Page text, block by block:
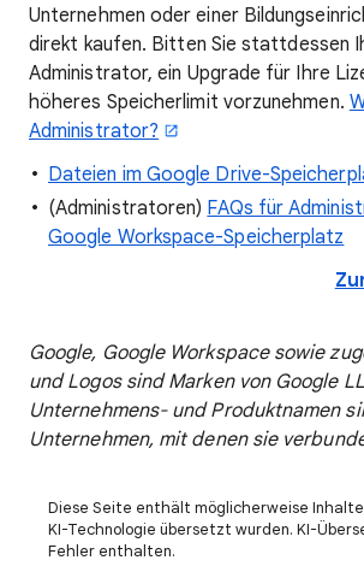
Unternehmen oder einer
direkt kaufen. Bitten Sie stattdessen
Administrator, ein Upgrade für Ihre
höheres Speicherlimit vorzunehmen.
Administrator?
Dateien im Google Drive-
(Administratoren) FAQs für
Google Workspace-Speicherplatz
Google, Google Workspace sowie
und Logos sind Marken von Google
Unternehmens- und Produktnamen
Unternehmen, mit denen sie
Diese Seite enthält möglicherweise
KI-Technologie übersetzt wurden. KI-
Fehler enthalten.